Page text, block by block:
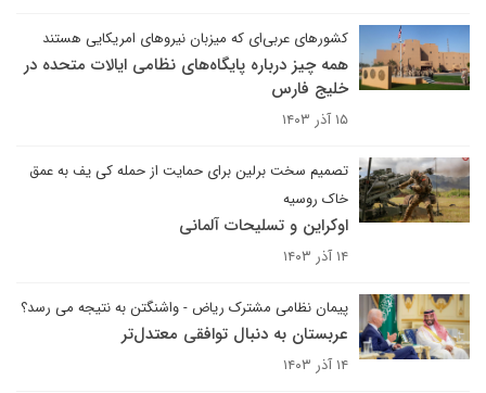
کشورهای عربی‌ای که میزبان نیروهای امریکایی هستند
همه چیز درباره پایگاه‌های نظامی ایالات متحده در
خلیج فارس
۱۵ آذر ۱۴۰۳
تصمیم سخت برلین برای حمایت از حمله کی یف به عمق
خاک روسیه
اوکراین و تسلیحات آلمانی
۱۴ آذر ۱۴۰۳
پیمان نظامی مشترک ریاض - واشنگتن به نتیجه می رسد؟
عربستان به دنبال توافقی معتدل‌تر
۱۴ آذر ۱۴۰۳